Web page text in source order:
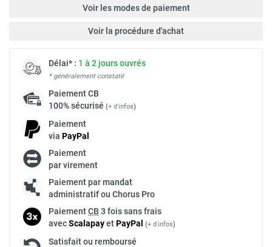
Voir les modes de paiement
Voir la procédure d'achat
Délai* : 1 à 2 jours ouvrés
* généralement constaté
PaiementCB
100% sécurisé (+ d'infos)
Paiement
via PayPal
Paiement
par virement
Paiement par mandat
administratif ou Chorus Pro
PaiementCB 3 fois sans frais
avecScalapayetPayPal (+ d'infos)
Satisfait ou remboursé